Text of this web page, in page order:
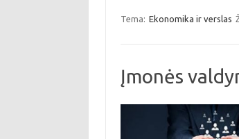
Tema: Ekonomika ir verslas
Įmonės